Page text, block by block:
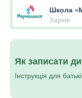
Школа
Харків
Як записати
Інструкція для